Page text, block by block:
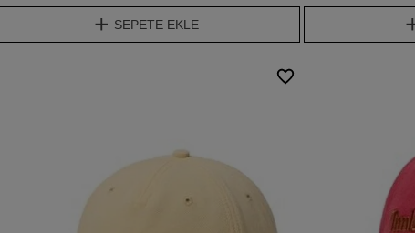
SEPETE EKLE